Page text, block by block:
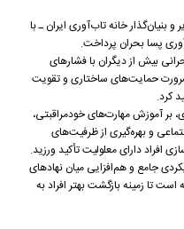
خانه تاب‌آوری ایران ـ با
پسا بحران پرداخت.
بیش از دیگران با فشارهای
حمایت‌های ساختاری و تقویت
کرد.
آموزش مهارت‌های خودمراقبتی،
و بهره‌گیری از ظرفیت‌های
افراد دارای معلولیت تأکید ورزید.
جامع و هم‌افزایی میان نهادهای
تا زمینه بازگشت بهتر افراد به